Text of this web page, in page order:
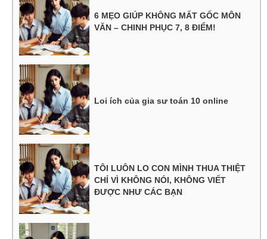
6 MẸO GIÚP KHÔNG MẤT GỐC MÔN
VĂN – CHINH PHỤC 7, 8 ĐIỂM!
Loi ích của gia sư toán 10 online
TÔI LUÔN LO CON MÌNH THUA THIỆT
CHỈ VÌ KHÔNG NÓI, KHÔNG VIẾT
ĐƯỢC NHƯ CÁC BẠN